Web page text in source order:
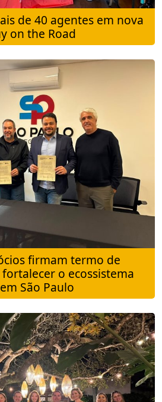
de 40 agentes em nova
on the Road
firmam termo de
o ecossistema
São Paulo